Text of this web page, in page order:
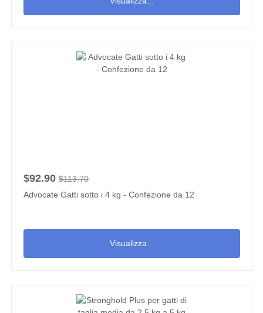
$92.90 $113.70
Advocate Gatti sotto i 4 kg - Confezione da 12
Visualizza...